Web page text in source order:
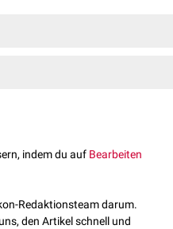
von 60 % bedeutet, dass der
je nach Kanaltyp durch
in Abhängigkeit von der
indem du auf Bearbeiten
Redaktionsteam darum.
den Artikel schnell und